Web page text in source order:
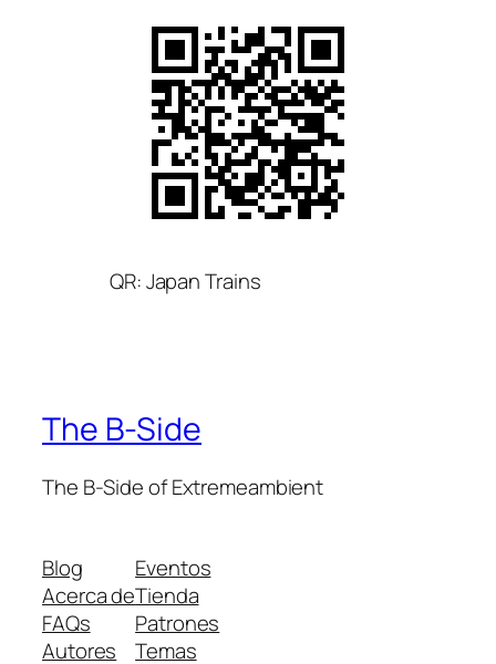
QR: Japan Trains
The B-Side
The B-Side of Extremeambient
Blog
Acerca de
FAQs
Autores
Eventos
Tienda
Patrones
Temas